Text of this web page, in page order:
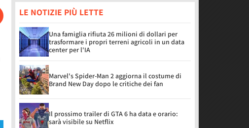
LE NOTIZIE PIÙ LETTE
Una famiglia rifiuta 26 milioni di dollari per
trasformare i propri terreni agricoli in un data
center per l'IA
Marvel's Spider-Man 2 aggiorna il costume di
Brand New Day dopo le critiche dei fan
Il prossimo trailer di GTA 6 ha data e orario:
sarà visibile su Netflix